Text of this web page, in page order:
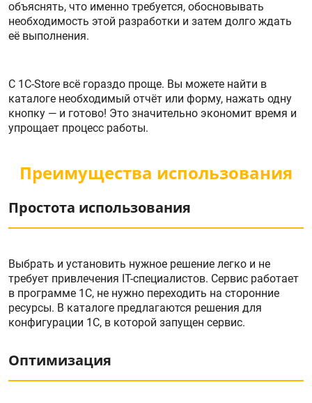
объяснять, что именно требуется, обосновывать
необходимость этой разработки и затем долго ждать
её выполнения.
С 1С-Store всё гораздо проще. Вы можете найти в
каталоге необходимый отчёт или форму, нажать одну
кнопку — и готово! Это значительно экономит время и
упрощает процесс работы.
Преимущества использования
Простота использования
Выбрать и установить нужное решение легко и не
требует привлечения IT-специалистов. Сервис работает
в программе 1С, не нужно переходить на сторонние
ресурсы. В каталоге предлагаются решения для
конфигурации 1С, в которой запущен сервис.
Оптимизация